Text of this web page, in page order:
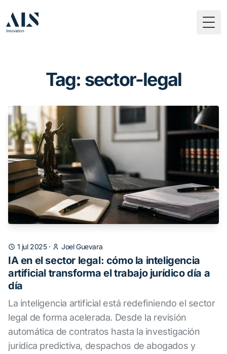
Tag: sector-legal
1 jul 2025· Joel Guevara
IA en el sector legal: cómo la inteligencia
artificial transforma el trabajo jurídico día a
día
La inteligencia artificial está redefiniendo el sector
legal de forma acelerada. Desde la revisión
automática de contratos hasta la investigación
jurídica predictiva, despachos de abogados y